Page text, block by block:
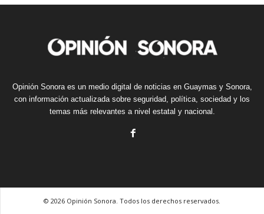
Opinión Sonora es un medio digital de noticias en Guaymas y Sonora,
con información actualizada sobre seguridad, política, sociedad y los
temas más relevantes a nivel estatal y nacional.
© 2026 Opinión Sonora. Todos los derechos reservados.